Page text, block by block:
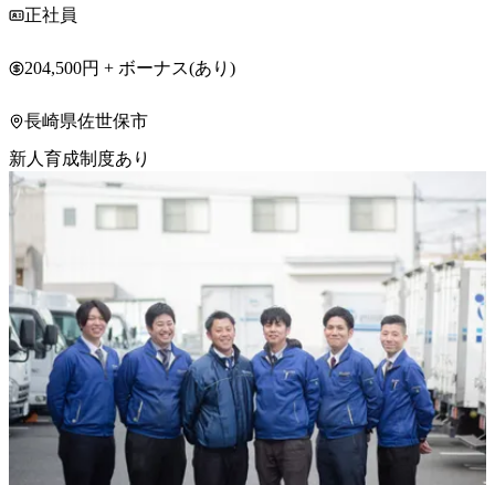
正社員
204,500円 + ボーナス(あり)
長崎県佐世保市
新人育成制度あり